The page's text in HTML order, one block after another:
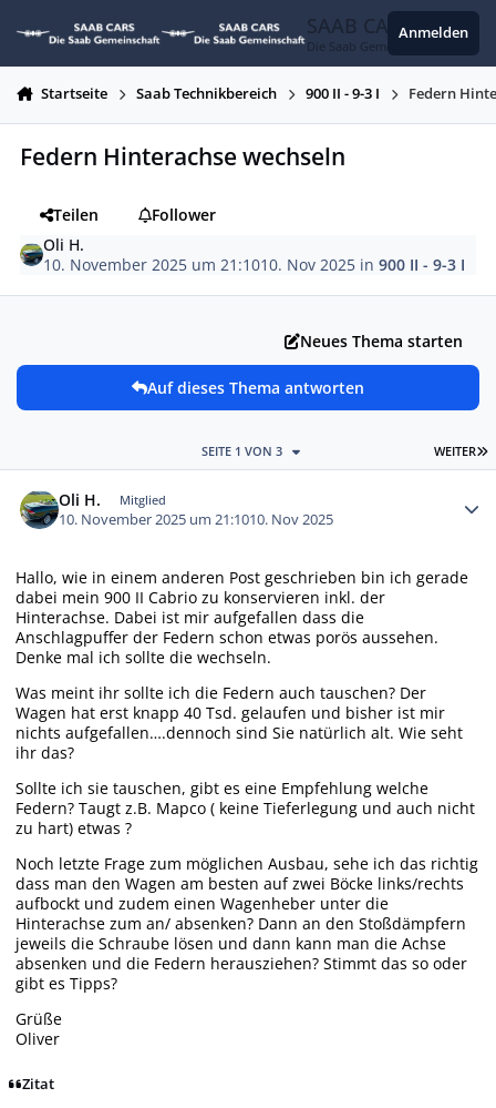
SAAB CARS
Die Saab Gemeinschaft
Anmelden
Startseite Saab Technikbereich 900 II - 9-3 I Federn
Federn Hinterachse wechseln
Teilen
Follower
Oli H.
10. November 2025 um 21:1010. Nov 2025 in900 II - 9-3 I
Neues Thema starten
Auf dieses Thema antworten
WEITER
SEITE 1 VON 3
Oli H. Mitglied
10. November 2025 um 21:1010. Nov 2025
Hallo, wie in einem anderen Post geschrieben bin ich gerade
dabei mein 900 II Cabrio zu konservieren inkl. der
Hinterachse. Dabei ist mir aufgefallen dass die
Anschlagpuffer der Federn schon etwas porös aussehen.
Denke mal ich sollte die wechseln.
Was meint ihr sollte ich die Federn auch tauschen? Der
Wagen hat erst knapp 40 Tsd. gelaufen und bisher ist mir
nichts aufgefallen….dennoch sind Sie natürlich alt. Wie seht
ihr das?
Sollte ich sie tauschen, gibt es eine Empfehlung welche
Federn? Taugt z.B. Mapco ( keine Tieferlegung und auch nicht
zu hart) etwas ?
Noch letzte Frage zum möglichen Ausbau, sehe ich das richtig
dass man den Wagen am besten auf zwei Böcke links/rechts
aufbockt und zudem einen Wagenheber unter die
Hinterachse zum an/ absenken? Dann an den Stoßdämpfern
jeweils die Schraube lösen und dann kann man die Achse
absenken und die Federn herausziehen? Stimmt das so oder
gibt es Tipps?
Grüße
Oliver
Zitat